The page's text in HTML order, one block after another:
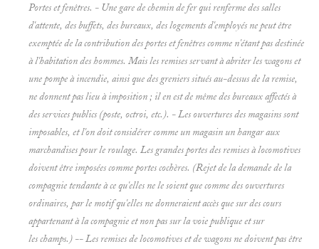
Portes et fenêtres. - Une gare de chemin de fer qui renferme des salles
d'attente, des buffets, des bureaux, des logements d'employés ne peut être
exemptée de la contribution des portes et fenêtres comme n'étant pas destinée
à l'habitation des hommes. Mais les remises servant à abriter les wagons et
une pompe à incendie, ainsi que des greniers situés au-dessus de la remise,
ne donnent pas lieu à imposition ; il en est de même des bureaux affectés à
des services publics (poste, octroi, etc.). - Les ouvertures des magasins sont
imposables, et l'on doit considérer comme un magasin un hangar aux
marchandises pour le roulage. Les grandes portes des remises à locomotives
doivent être imposées comme portes cochères. (Rejet de la demande de la
compagnie tendante à ce qu'elles ne le soient que comme des ouvertures
ordinaires, par le motif qu'elles ne donneraient accès que sur des cours
appartenant à la compagnie et non pas sur la voie publique et sur
les champs.) -- Les remises de locomotives et de wagons ne doivent pas être